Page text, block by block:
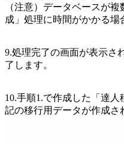
（注意）データベースが
成」処理に時間がかかる場
9.処理完了の画面が表示さ
了します。
10.手順1.で作成した「達
記の移行用データが作成さ